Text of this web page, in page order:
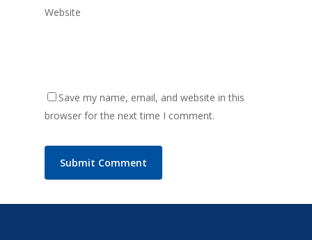
Website
Save my name, email, and website in this
browser for the next time I comment.